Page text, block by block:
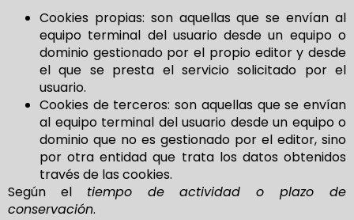
Cookies propias: son aquellas que se envían al
equipo terminal del usuario desde un equipo o
dominio gestionado por el propio editor y desde
el que se presta el servicio solicitado por el
usuario.
Cookies de terceros: son aquellas que se envían
al equipo terminal del usuario desde un equipo o
dominio que no es gestionado por el editor, sino
por otra entidad que trata los datos obtenidos
través de las cookies.
Según el tiempo de actividad o plazo de
conservación.